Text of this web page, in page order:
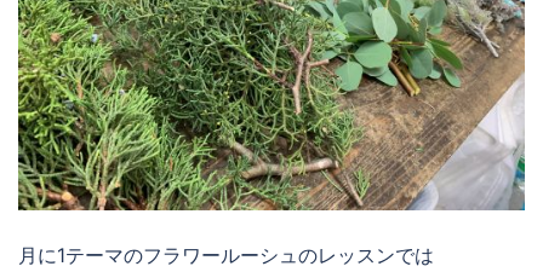
月に1テーマのフラワールーシュのレッスンでは